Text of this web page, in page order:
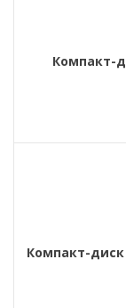
Компакт-
Компакт-